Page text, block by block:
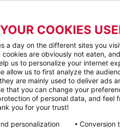
COOKIES
a day on the different sites you
are obviously not eaten,
us to personalize your internet
allow us to first analyze the
are mainly used to deliver ads
that you can change your
of personal data, and feel
you for your trust!
personalization
Conversion